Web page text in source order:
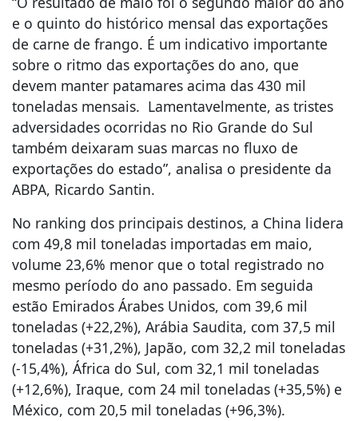
e o quinto do histórico mensal das exportações
de carne de frango. É um indicativo importante
sobre o ritmo das exportações do ano, que
devem manter patamares acima das 430 mil
toneladas mensais. Lamentavelmente, as tristes
adversidades ocorridas no Rio Grande do Sul
também deixaram suas marcas no fluxo de
exportações do estado”, analisa o presidente da
ABPA, Ricardo Santin.
No ranking dos principais destinos, a China lidera
com 49,8 mil toneladas importadas em maio,
volume 23,6% menor que o total registrado no
mesmo período do ano passado. Em seguida
estão Emirados Árabes Unidos, com 39,6 mil
toneladas (+22,2%), Arábia Saudita, com 37,5 mil
toneladas (+31,2%), Japão, com 32,2 mil toneladas
(-15,4%), África do Sul, com 32,1 mil toneladas
(+12,6%), Iraque, com 24 mil toneladas (+35,5%) e
México, com 20,5 mil toneladas (+96,3%).